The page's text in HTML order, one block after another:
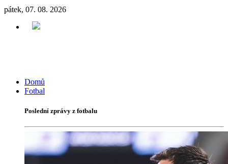
pátek, 07. 08. 2026
Domů
Fotbal
Poslední zprávy z fotbalu